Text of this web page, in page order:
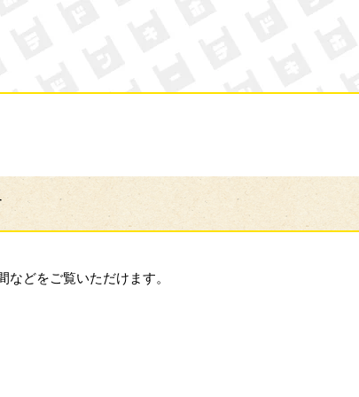
テ
どをご覧いただけます。